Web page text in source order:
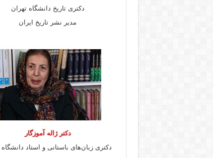
دکتری تاریخ دانشگاه تهران
مدیر نشر تاریخ ایران
دکتر ژاله آموزگار
دکتری زبان‌های باستانی و استاد دانشگاه